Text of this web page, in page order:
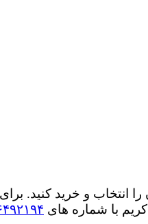
انتخاب و خرید کنید.
با شماره های ۶۶۴۹۲۱۹۴ –